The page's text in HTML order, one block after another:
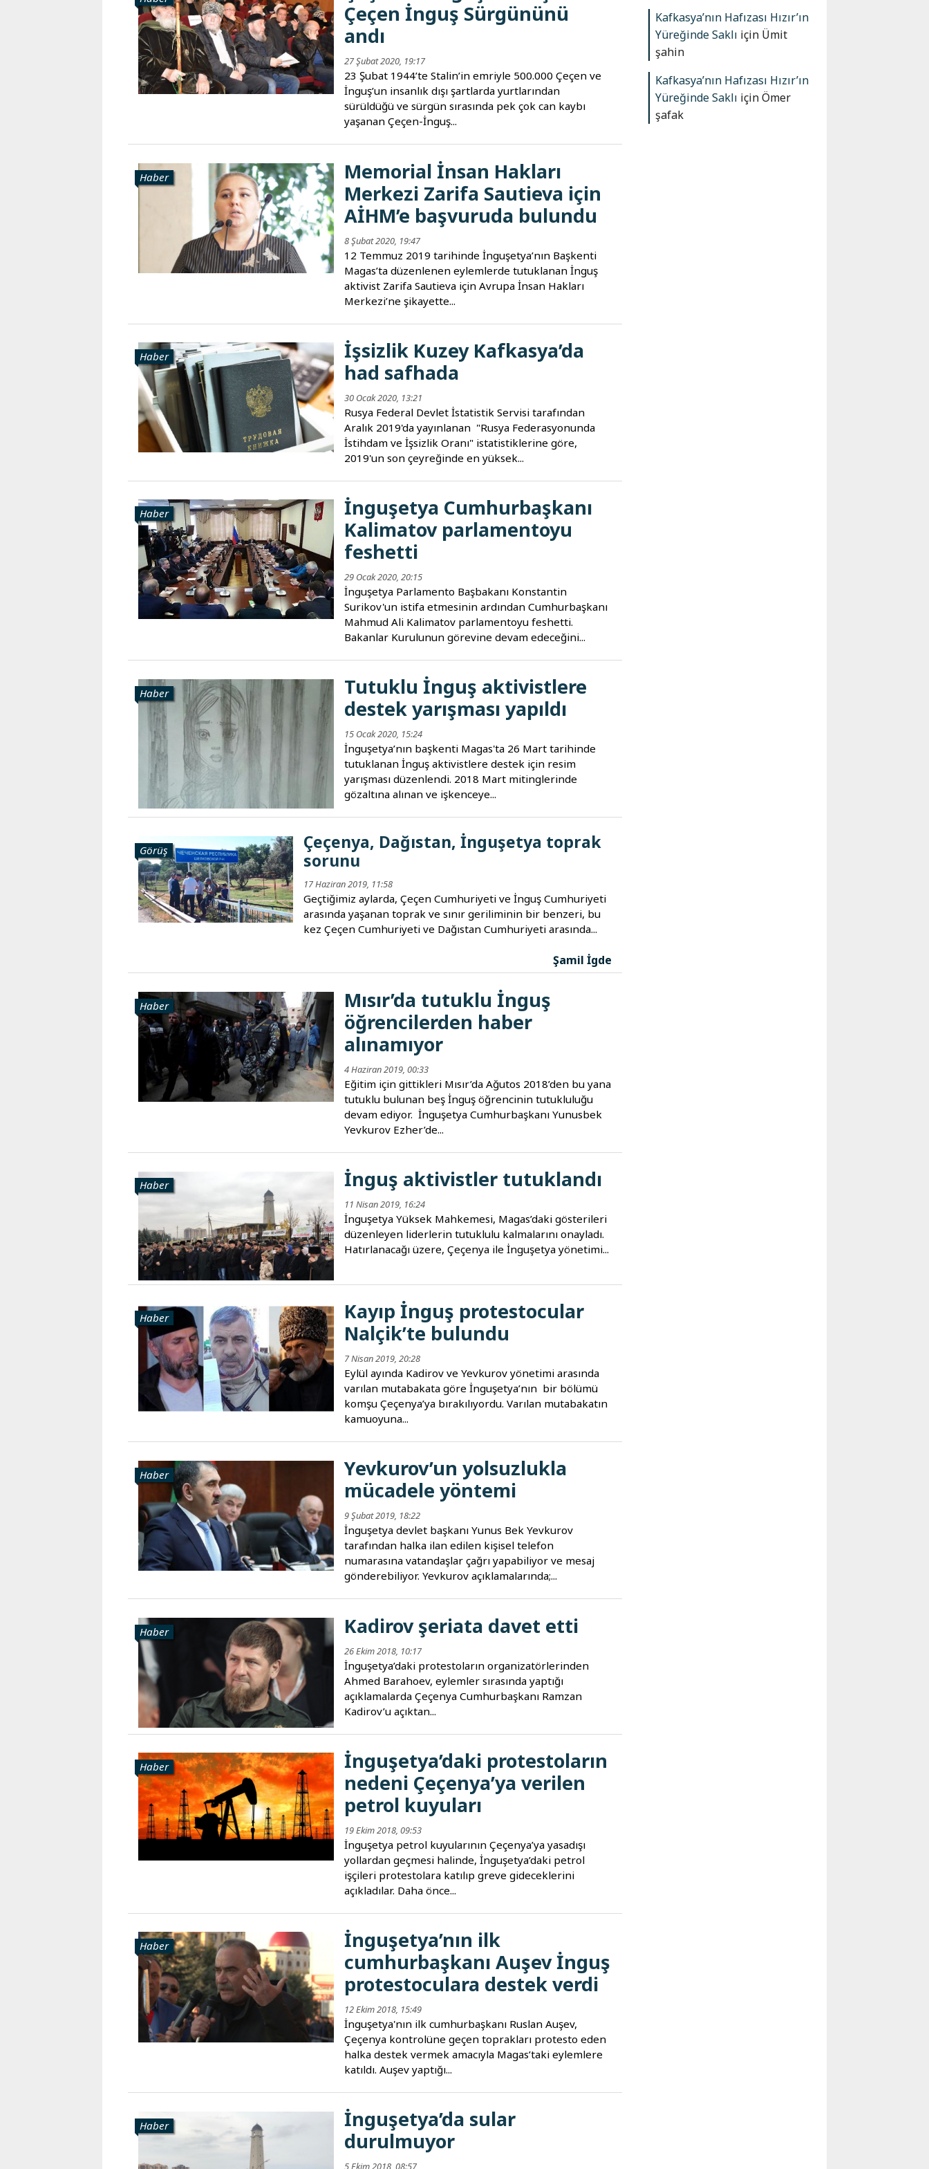
Karaçay-
Çerkes
Krasnodar
Kray
Kuzey
Osetya
Çeçen İnguş Sürgününü
andı
27 Şubat 2020, 19:17
23 Şubat 1944’te Stalin’in emriyle 500.000 Çeçen ve
İnguş’un insanlık dışı şartlarda yurtlarından
sürüldüğü ve sürgün sırasında pek çok can kaybı
yaşanan Çeçen-İnguş...
Haber
Memorial İnsan Hakları
Merkezi Zarifa Sautieva için
AİHM’e başvuruda bulundu
8 Şubat 2020, 19:47
12 Temmuz 2019 tarihinde İnguşetya’nın Başkenti
Magas’ta düzenlenen eylemlerde tutuklanan İnguş
aktivist Zarifa Sautieva için Avrupa İnsan Hakları
Merkezi’ne şikayette...
Haber
İşsizlik Kuzey Kafkasya’da
had safhada
30 Ocak 2020, 13:21
Rusya Federal Devlet İstatistik Servisi tarafından
Aralık 2019'da yayınlanan "Rusya Federasyonunda
İstihdam ve İşsizlik Oranı" istatistiklerine göre,
2019'un son çeyreğinde en yüksek...
Haber
İnguşetya Cumhurbaşkanı
Kalimatov parlamentoyu
feshetti
29 Ocak 2020, 20:15
İnguşetya Parlamento Başbakanı Konstantin
Surikov'un istifa etmesinin ardından Cumhurbaşkanı
Mahmud Ali Kalimatov parlamentoyu feshetti.
Bakanlar Kurulunun görevine devam edeceğini...
Haber
Tutuklu İnguş aktivistlere
destek yarışması yapıldı
15 Ocak 2020, 15:24
İnguşetya’nın başkenti Magas'ta 26 Mart tarihinde
tutuklanan İnguş aktivistlere destek için resim
yarışması düzenlendi. 2018 Mart mitinglerinde
gözaltına alınan ve işkenceye...
Görüş
Çeçenya, Dağıstan, İnguşetya toprak
sorunu
17 Haziran 2019, 11:58
Geçtiğimiz aylarda, Çeçen Cumhuriyeti ve İnguş Cumhuriyeti
arasında yaşanan toprak ve sınır geriliminin bir benzeri, bu
kez Çeçen Cumhuriyeti ve Dağıstan Cumhuriyeti arasında...
Şamil İgde
Haber
Mısır’da tutuklu İnguş
öğrencilerden haber
alınamıyor
4 Haziran 2019, 00:33
Eğitim için gittikleri Mısır’da Ağutos 2018’den bu yana
tutuklu bulunan beş İnguş öğrencinin tutukluluğu
devam ediyor. İnguşetya Cumhurbaşkanı Yunusbek
Yevkurov Ezher’de...
Haber İnguş aktivistler tutuklandı
11 Nisan 2019, 16:24
‎‏İnguşetya Yüksek Mahkemesi, Magas’daki gösterileri
düzenleyen liderlerin tutuklulu kalmalarını onayladı.
‎‏Hatırlanacağı üzere, Çeçenya ile İnguşetya yönetimi...
Haber
Kayıp İnguş protestocular
Nalçik’te bulundu
7 Nisan 2019, 20:28
Eylül ayında Kadirov ve Yevkurov yönetimi arasında
varılan mutabakata göre İnguşetya’nın bir bölümü
komşu Çeçenya’ya bırakılıyordu. Varılan mutabakatın
kamuoyuna...
Haber
Yevkurov’un yolsuzlukla
mücadele yöntemi
9 Şubat 2019, 18:22
İnguşetya devlet başkanı Yunus Bek Yevkurov
tarafından halka ilan edilen kişisel telefon
numarasına vatandaşlar çağrı yapabiliyor ve mesaj
gönderebiliyor. Yevkurov açıklamalarında;...
Haber Kadirov şeriata davet etti
26 Ekim 2018, 10:17
İnguşetya’daki protestoların organizatörlerinden
Ahmed Barahoev, eylemler sırasında yaptığı
açıklamalarda Çeçenya Cumhurbaşkanı Ramzan
Kadirov’u açıktan...
Haber
İnguşetya’daki protestoların
nedeni Çeçenya’ya verilen
petrol kuyuları
19 Ekim 2018, 09:53
İnguşetya petrol kuyularının Çeçenya’ya yasadışı
yollardan geçmesi halinde, İnguşetya’daki petrol
işçileri protestolara katılıp greve gideceklerini
açıkladılar. Daha önce...
Haber
İnguşetya’nın ilk
cumhurbaşkanı Auşev İnguş
protestoculara destek verdi
12 Ekim 2018, 15:49
İnguşetya'nın ilk cumhurbaşkanı Ruslan Auşev,
Çeçenya kontrolüne geçen toprakları protesto eden
halka destek vermek amacıyla Magas’taki eylemlere
katıldı. Auşev yaptığı...
Haber
İnguşetya’da sular
durulmuyor
5 Ekim 2018, 08:57
Kafkasya’nın Hafızası Hızır’ın
Yüreğinde Saklı için Ümit
şahin
Kafkasya’nın Hafızası Hızır’ın
Yüreğinde Saklı içinÖmer
şafak